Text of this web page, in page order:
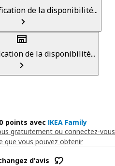
de la disponibilité...
de la disponibilité...
points avec IKEA Family
gratuitement ou connectez-vous
que vous pouvez obtenir
d'avis